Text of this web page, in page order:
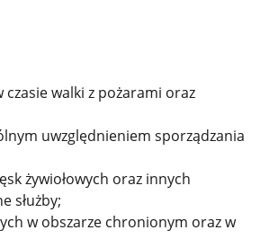
walki z pożarami oraz
uwzględnieniem sporządzania
żywiołowych oraz innych
służby;
w obszarze chronionym oraz w